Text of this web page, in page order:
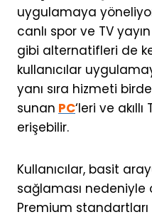
uygulamaya
canlı spor ve TV
gibi alternatifleri de
kullanıcılar
yanı sıra hizmeti
sunan PC‘leri ve akıllı
erişebilir.
Kullanıcılar, basit
sağlaması nedeniyle
Premium standartları